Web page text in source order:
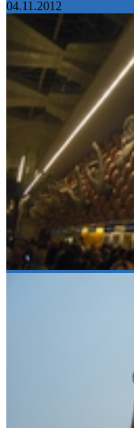
04.11.2012